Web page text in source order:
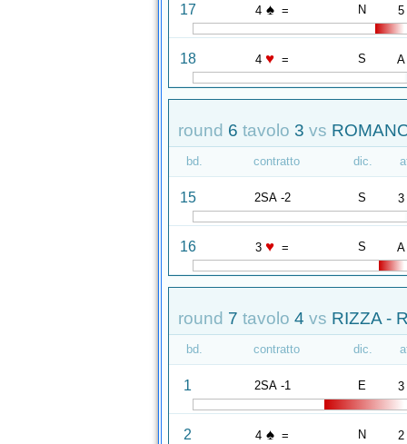
17 4 ♠ = N 5
18 4 ♥ = S A
round 6 tavolo 3 vs
bd. contratto dic.
15 2SA -2 S 3
16 3 ♥ = S A
round 7 tavolo 4 vs RIZZA -
bd. contratto dic.
1 2SA -1 E 3
2 4 ♠ = N 2